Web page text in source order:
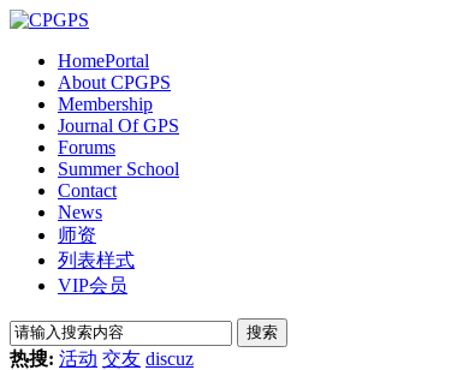
HomePortal
About CPGPS
Membership
Journal Of GPS
Forums
Summer School
Contact
News
师资
列表样式
VIP会员
搜索
热搜: 活动 交友 discuz